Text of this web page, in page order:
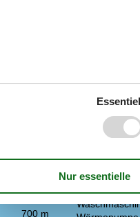
700 m
Einrichtung
Anzahl
Baujahr
Bebaute Fläche
Hochstuhl
Holzofen